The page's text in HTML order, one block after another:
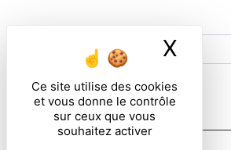
Ce site utilise des cookies
et vous donne le contrôle
sur ceux que vous
souhaitez activer
X
En cochant cette case, j'accepte
particulières ci-dessous **